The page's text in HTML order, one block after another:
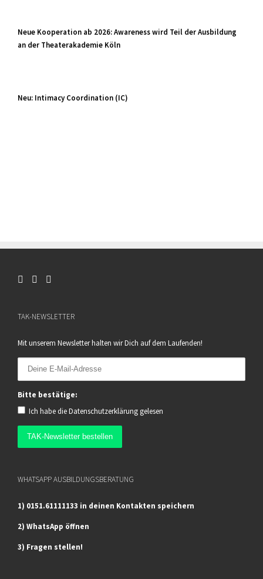
Neue Kooperation ab 2026: Awareness wird Teil der Ausbildung
an der Theaterakademie Köln
Neu: Intimacy Coordination (IC)
TAK-NEWSLETTER
Mit unserem Newsletter halten wir Dich auf dem Laufenden!
Bitte bestätige:
Ich habe dieDatenschutzerklärung gelesen
WHATSAPP AUSBILDUNGSBERATUNG
1) 0151.61111133 in deinen Kontakten speichern
2) WhatsApp öffnen
3) Fragen stellen!